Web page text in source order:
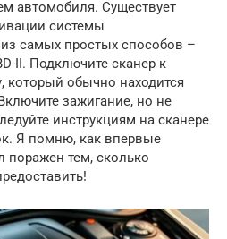
автомобиля. Существует
системы
самых простых способов –
II. Подключите сканер к
который обычно находится
зажигание, но не
инструкциям на сканере
Я помню, как впервые
поражен тем, сколько